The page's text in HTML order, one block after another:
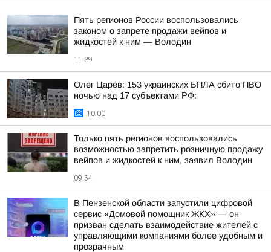
Пять регионов России воспользовались
законом о запрете продажи вейпов и
жидкостей к ним — Володин
11:39
Олег Царёв: 153 украинских БПЛА сбито ПВО
ночью над 17 субъектами РФ:
10:00
Только пять регионов воспользовались
возможностью запретить розничную продажу
вейпов и жидкостей к ним, заявил Володин
09:54
В Пензенской области запустили цифровой
сервис «Домовой помощник ЖКХ» — он
призван сделать взаимодействие жителей с
управляющими компаниями более удобным и
прозрачным